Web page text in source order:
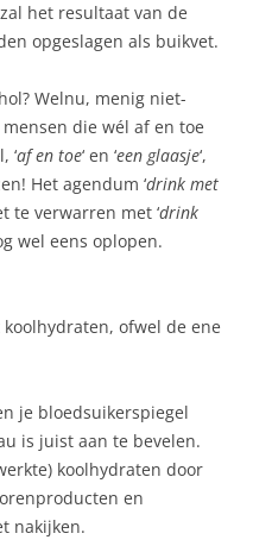
het resultaat van de
opgeslagen als buikvet.
Welnu, menig niet-
die wél af en toe
‘af en toe‘ en ‘een glaasje‘,
Het agendum ‘drink met
te verwarren met ‘drink
wel eens oplopen.
ofwel de ene
je bloedsuikerspiegel
is juist aan te bevelen.
koolhydraten door
en
nakijken.